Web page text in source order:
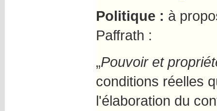
Politique : à
Paffrath :
„Pouvoir et
conditions réelles
l'élaboration du